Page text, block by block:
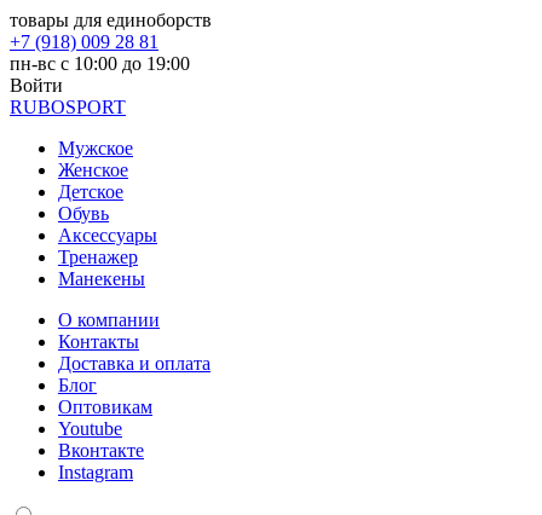
товары для единоборств
+7 (918) 009 28 81
пн-вс с 10:00 до 19:00
Войти
RUBOSPORT
Мужское
Женское
Детское
Обувь
Аксессуары
Тренажер
Манекены
О компании
Контакты
Доставка и оплата
Блог
Оптовикам
Youtube
Вконтакте
Instagram